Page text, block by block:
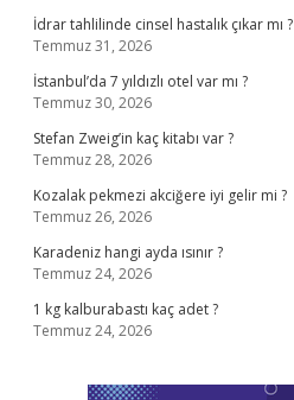
İdrar tahlilinde cinsel hastalık çıkar mı ?
Temmuz 31, 2026
İstanbul’da 7 yıldızlı otel var mı ?
Temmuz 30, 2026
Stefan Zweig’in kaç kitabı var ?
Temmuz 28, 2026
Kozalak pekmezi akciğere iyi gelir mi ?
Temmuz 26, 2026
Karadeniz hangi ayda ısınır ?
Temmuz 24, 2026
1 kg kalburabastı kaç adet ?
Temmuz 24, 2026